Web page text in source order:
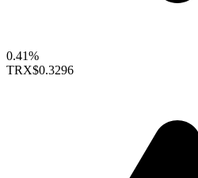
0.41%
TRX$0.3296